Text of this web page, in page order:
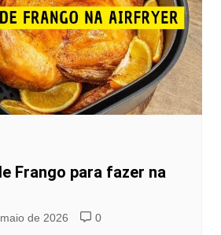
Frango para fazer na
de 2026 0